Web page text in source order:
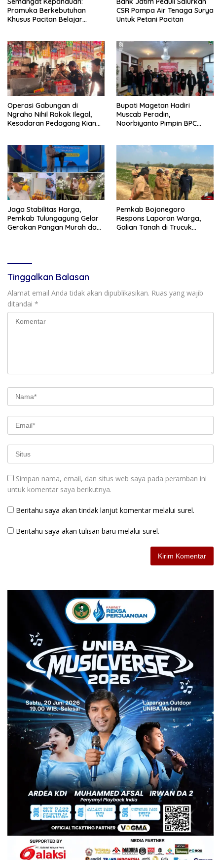
Pramuka Berkebutuhan
Khusus Pacitan Belajar
CSR Pompa Air Tenaga Surya
Untuk Petani Pacitan
Operasi Gabungan di
Ngraho Nihil Rokok Ilegal,
Kesadaran Pedagang Kian
Bupati Magetan Hadiri
Muscab Peradin,
Noorbiyanto Pimpin BPC
Jaga Stabilitas Harga,
Pemkab Tulungagung Gelar
Gerakan Pangan Murah dan
Pemkab Bojonegoro
Respons Laporan Warga,
Galian Tanah di Trucuk
Tinggalkan Balasan
Alamat email Anda tidak akan dipublikasikan. Ruas yang wajib
ditandai *
Simpan nama, email, dan situs web saya pada peramban ini
untuk komentar saya berikutnya.
Beritahu saya akan tindak lanjut komentar melalui surel.
Beritahu saya akan tulisan baru melalui surel.